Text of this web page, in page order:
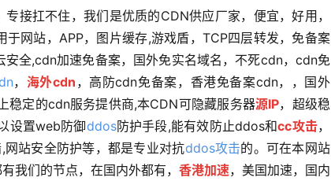
接扛不住，我们是优质的CDN供应厂家，便宜，好用，
网站，APP，图片缓存,游戏盾，TCP四层转发，免备案
安全,cdn加速免备案，国外免实名域名，不死cdn，cdn免
， 海外cdn ，高防cdn免备案，香港免备案cdn，，国外
稳定的cdn服务提供商,本CDN可隐藏服务器源IP，超级稳
设置web防御ddos防护手段,能有效防止ddos和cc攻击，
站安全防护等，都是专业对抗ddos攻击的。可在本网站
我们的节点，在国内外都有， 香港加速，美国加速，国内